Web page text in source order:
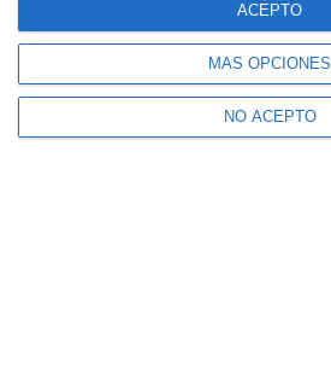
MÁS OPCIONES
NO ACEPTO
ACEPTO